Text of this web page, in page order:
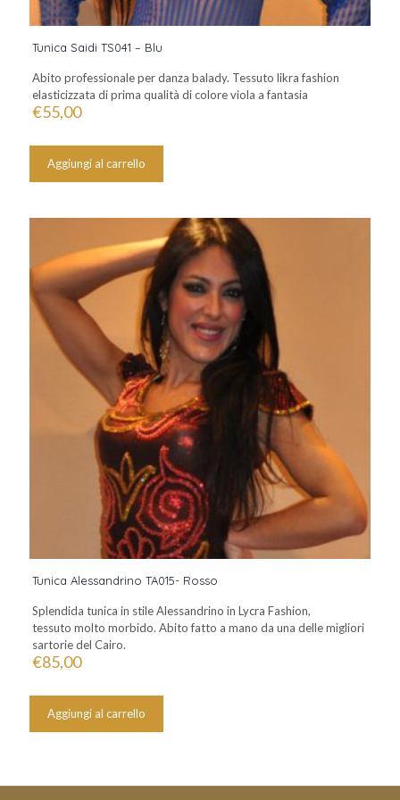
Tunica Saidi TS041 – Blu
Abito professionale per danza balady. Tessuto likra fashion
elasticizzata di prima qualità di colore viola a fantasia
€55,00
Aggiungi al carrello
Tunica Alessandrino TA015- Rosso
Splendida tunica in stile Alessandrino in Lycra Fashion,
tessuto molto morbido. Abito fatto a mano da una delle migliori
sartorie del Cairo.
€85,00
Aggiungi al carrello